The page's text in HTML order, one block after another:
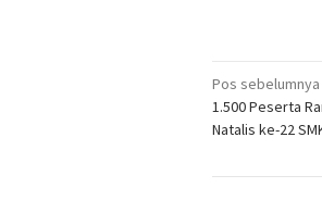
Navigasi
pos
Pos sebelumnya
1.500 Peserta
Natalis ke-22